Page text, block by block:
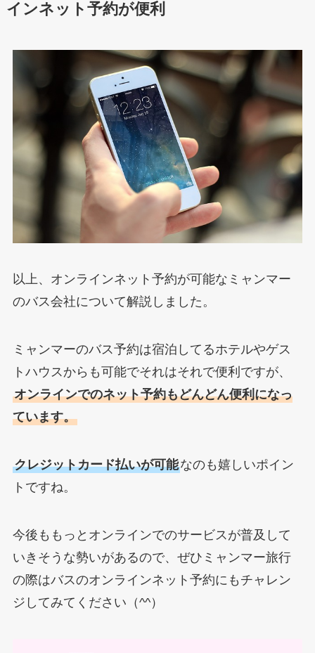
インネット予約が便利
以上、オンラインネット予約が可能なミャンマー
のバス会社について解説しました。
ミャンマーのバス予約は宿泊してるホテルやゲス
トハウスからも可能でそれはそれで便利ですが、
オンラインでのネット予約もどんどん便利になっ
ています。
クレジットカード払いが可能なのも嬉しいポイン
トですね。
今後ももっとオンラインでのサービスが普及して
いきそうな勢いがあるので、ぜひミャンマー旅行
の際はバスのオンラインネット予約にもチャレン
ジしてみてください（^^）